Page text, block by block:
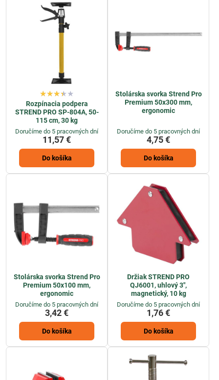
Rozpínacia podpera
STREND PRO SP-804A, 50-
115 cm, 30 kg
Doručíme do 5 pracovných dní
11,57 €
Do košíka
Stolárska svorka Strend Pro
Premium 50x300 mm,
ergonomic
Doručíme do 5 pracovných dní
4,75 €
Do košíka
Stolárska svorka Strend Pro
Premium 50x100 mm,
ergonomic
Doručíme do 5 pracovných dní
3,42 €
Do košíka
Držiak STREND PRO
QJ6001, uhlový 3",
magnetický, 10 kg
Doručíme do 5 pracovných dní
1,76 €
Do košíka